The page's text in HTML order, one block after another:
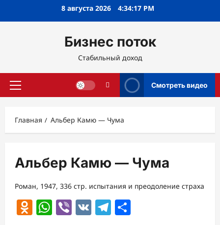
8 августа 2026 4:34:17 PM
Бизнес поток
Стабильный доход
Основное
Смотреть видео
Главная Альбер Камю — Чума
Альбер Камю — Чума
Роман, 1947, 336 стр. испытания и преодоление страха
Odnoklassniki
WhatsApp
Viber
VK Telegram